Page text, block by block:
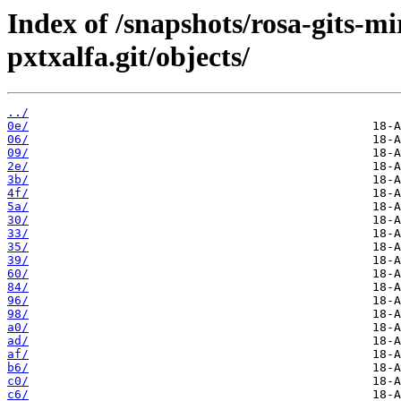
Index of /snapshots/rosa-gits-
pxtxalfa.git/objects/
../
0e/
06/
09/
2e/
3b/
4f/
5a/
30/
33/
35/
39/
60/
84/
96/
98/
a0/
ad/
af/
b6/
c0/
c6/